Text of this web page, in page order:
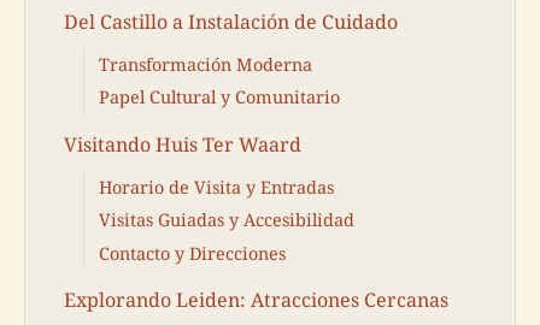
Del Castillo a Instalación de Cuidado
Transformación Moderna
Papel Cultural y Comunitario
Visitando Huis Ter Waard
Horario de Visita y Entradas
Visitas Guiadas y Accesibilidad
Contacto y Direcciones
Explorando Leiden: Atracciones Cercanas